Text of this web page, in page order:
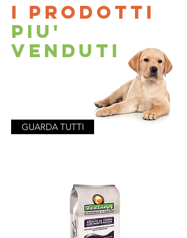
I PRODOTTI
PIu'
VENDUTI
GUARDA TUTTI